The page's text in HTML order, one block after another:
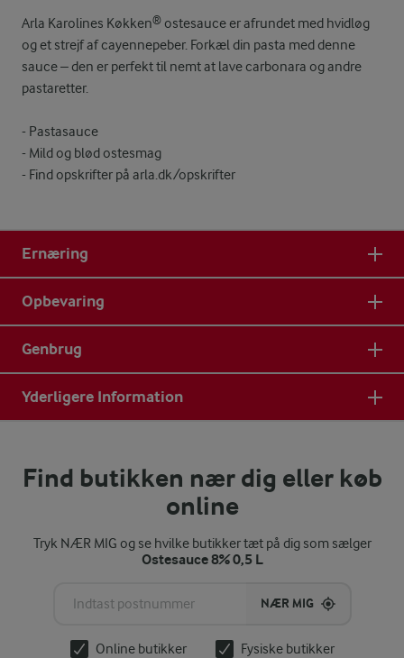
Arla Karolines Køkken® ostesauce er afrundet med hvidløg
og et strejf af cayennepeber. Forkæl din pasta med denne
sauce – den er perfekt til nemt at lave carbonara og andre
pastaretter.
- Pastasauce
- Mild og blød ostesmag
- Find opskrifter på arla.dk/opskrifter
Ernæring
Opbevaring
Genbrug
Yderligere Information
Find butikken nær dig eller køb
online
Tryk NÆR MIG og se hvilke butikker tæt på dig som sælger
Ostesauce 8% 0,5 L
NÆR MIG
Online butikker Fysiske butikker